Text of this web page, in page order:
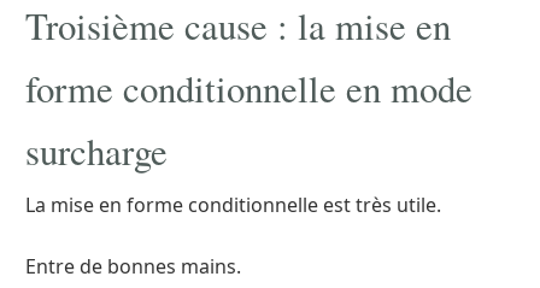
Troisième cause : la mise en
forme conditionnelle en mode
surcharge
La mise en forme conditionnelle est très utile.
Entre de bonnes mains.